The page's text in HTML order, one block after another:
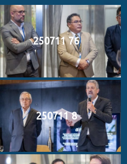
250711 76
250711 8